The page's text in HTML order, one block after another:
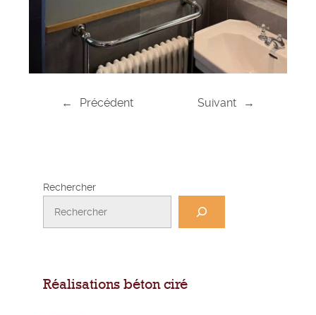
← Précédent Suivant →
Rechercher
Réalisations béton ciré